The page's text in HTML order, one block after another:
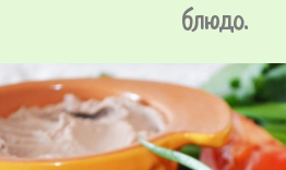
блюдо.